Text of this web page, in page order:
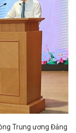
Trung ương Đảng